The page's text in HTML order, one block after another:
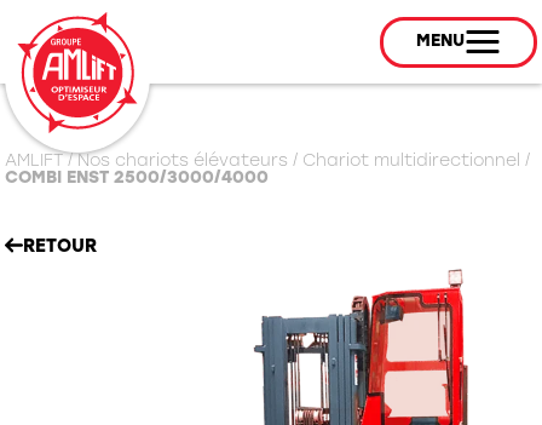
MENU
AMLIFT/Nos chariots élévateurs / Chariot multidirectionnel /
COMBI ENST 2500/3000/4000
RETOUR